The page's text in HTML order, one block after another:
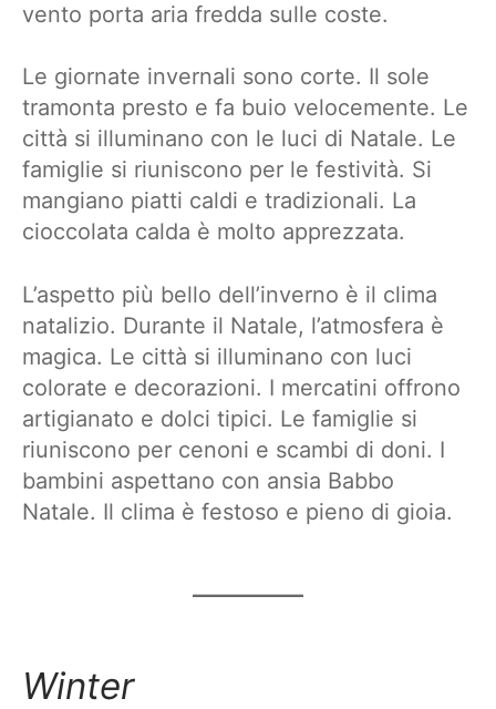
vento porta aria fredda sulle coste.
Le giornate invernali sono corte. Il sole
tramonta presto e fa buio velocemente. Le
città si illuminano con le luci di Natale. Le
famiglie si riuniscono per le festività. Si
mangiano piatti caldi e tradizionali. La
cioccolata calda è molto apprezzata.
L’aspetto più bello dell’inverno è il clima
natalizio. Durante il Natale, l’atmosfera è
magica. Le città si illuminano con luci
colorate e decorazioni. I mercatini offrono
artigianato e dolci tipici. Le famiglie si
riuniscono per cenoni e scambi di doni. I
bambini aspettano con ansia Babbo
Natale. Il clima è festoso e pieno di gioia.
Winter